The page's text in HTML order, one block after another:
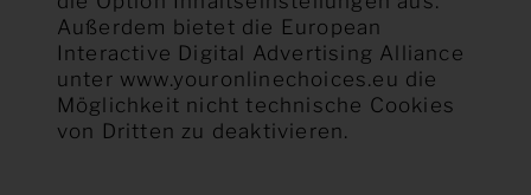
Außerdem bietet die European
Interactive Digital Advertising Alliance
unter www.youronlinechoices.eu die
Möglichkeit nicht technische Cookies
von Dritten zu deaktivieren.